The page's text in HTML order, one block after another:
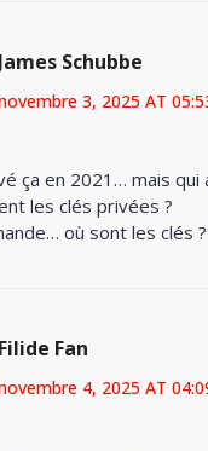
James Schubbe
3, 2025 AT
ça en 2021… mais qui
les clés privées ?
où sont les clés
Filide Fan
4, 2025 AT